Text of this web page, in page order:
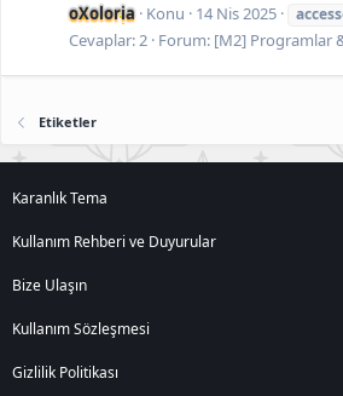
oXoloria Konu 14 Nis 2025
Cevaplar: 2 Forum: [M2] Programlar
Etiketler
Karanlık Tema
Kullanım Rehberi ve Duyurular
Bize Ulaşın
Kullanım Sözleşmesi
Gizlilik Politikası